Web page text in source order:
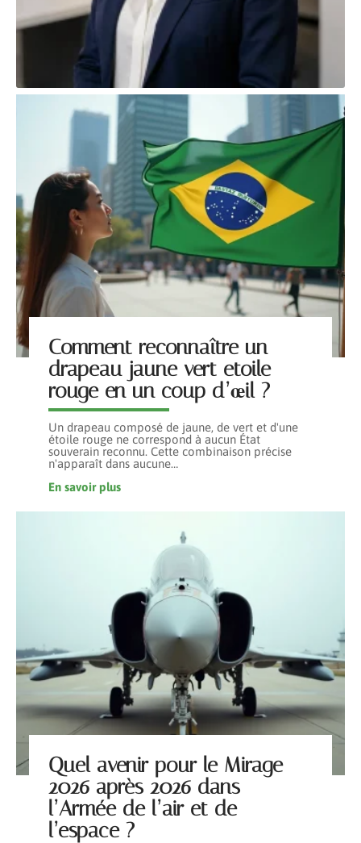
Comment reconnaître un
drapeau jaune vert etoile
rouge en un coup d’œil ?
Un drapeau composé de jaune, de vert et d'une
étoile rouge ne correspond à aucun État
souverain reconnu. Cette combinaison précise
n'apparaît dans aucune…
En savoir plus
Quel avenir pour le Mirage
2026 après 2026 dans
l’Armée de l’air et de
l’espace ?